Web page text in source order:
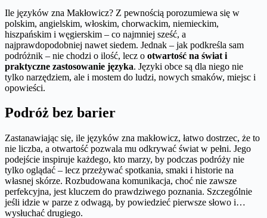
Ile języków zna Makłowicz? Z pewnością porozumiewa się w
polskim, angielskim, włoskim, chorwackim, niemieckim,
hiszpańskim i węgierskim – co najmniej sześć, a
najprawdopodobniej nawet siedem. Jednak – jak podkreśla sam
podróżnik – nie chodzi o ilość, lecz o otwartość na świat i
praktyczne zastosowanie języka. Języki obce są dla niego nie
tylko narzędziem, ale i mostem do ludzi, nowych smaków, miejsc i
opowieści.
Podróż bez barier
Zastanawiając się, ile języków zna makłowicz, łatwo dostrzec, że to
nie liczba, a otwartość pozwala mu odkrywać świat w pełni. Jego
podejście inspiruje każdego, kto marzy, by podczas podróży nie
tylko oglądać – lecz przeżywać spotkania, smaki i historie na
własnej skórze. Rozbudowana komunikacja, choć nie zawsze
perfekcyjna, jest kluczem do prawdziwego poznania. Szczególnie
jeśli idzie w parze z odwagą, by powiedzieć pierwsze słowo i…
wysłuchać drugiego.